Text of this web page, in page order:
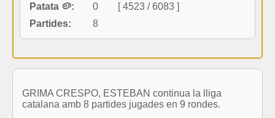
Patata 🥔:
0
[ 4523 / 6083 ]
Partides:
8
GRIMA CRESPO, ESTEBAN continua la lliga
catalana amb 8 partides jugades en 9 rondes.